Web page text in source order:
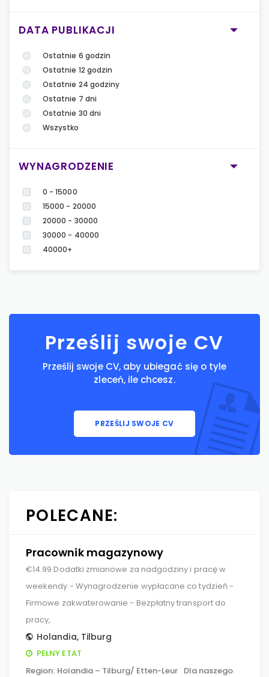
DATA PUBLIKACJI
Ostatnie 6 godzin
Ostatnie 12 godzin
Ostatnie 24 godziny
Ostatnie 7 dni
Ostatnie 30 dni
Wszystko
WYNAGRODZENIE
0 - 15000
15000 - 20000
20000 - 30000
30000 - 40000
40000+
Prześlij swoje CV
Prześlij swoje CV, aby ubiegać się o tyle
zleceń, ile chcesz.
PRZEŚLIJ SWOJE CV
POLECANE:
Pracownik magazynowy
€14.99 Dodatki zmianowe za nadgodziny i pracę w
weekendy - Wynagrodzenie wypłacane co tydzień -
Firmowe zakwaterowanie - Bezpłatny transport do
pracy,
Holandia, Tilburg
PEŁNY ETAT
Region: Holandia – Tilburg/ Etten-Leur Dla naszego